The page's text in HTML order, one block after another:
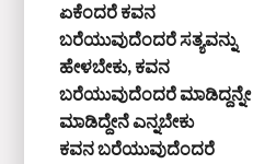
ಏಕೆಂದರೆ ಕವನ
ಬರೆಯುವುದೆಂದರೆ ಸತ್ಯವನ್ನು
ಹೇಳಬೇಕು, ಕವನ
ಬರೆಯುವುದೆಂದರೆ ಮಾಡಿದ್ದನ್ನೇ
ಮಾಡಿದ್ದೇನೆ ಎನ್ನಬೇಕು
ಕವನ ಬರೆಯುವುದೆಂದರೆ